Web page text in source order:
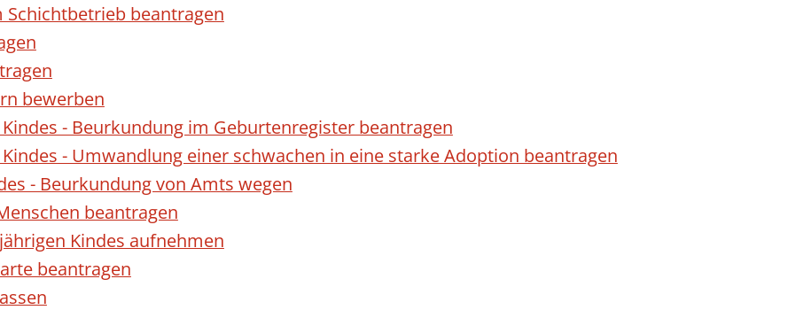
Schichtbetrieb beantragen
bewerben
- Beurkundung im Geburtenregister beantragen
- Umwandlung einer schwachen in eine starke Adoption beantragen
- Beurkundung von Amts wegen
beantragen
Kindes aufnehmen
beantragen